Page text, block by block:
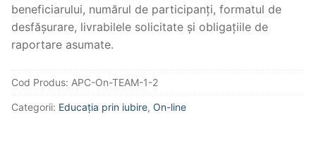
beneficiarului, numărul de participanți, formatul de
desfășurare, livrabilele solicitate și obligațiile de
raportare asumate.
Cod Produs: APC-On-TEAM-1-2
Categorii: Educația prin iubire, On-line